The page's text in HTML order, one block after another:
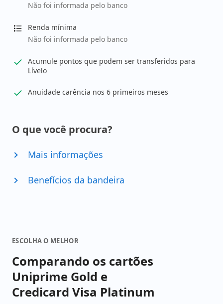
Não foi informada pelo banco
Renda mínima
Não foi informada pelo banco
Acumule pontos que podem ser transferidos para
Lívelo
Anuidade carência nos 6 primeiros meses
O que você procura?
Mais informações
Benefícios da bandeira
ESCOLHA O MELHOR
Comparando os cartões
Uniprime Gold e
Credicard Visa Platinum